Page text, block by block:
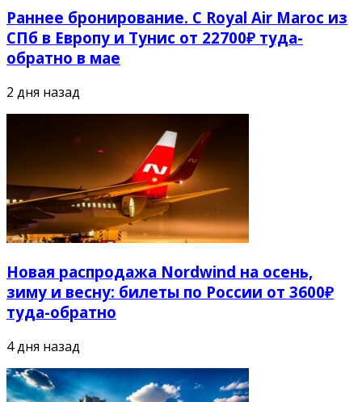
Раннее бронирование. С Royal Air Maroc из
СПб в Европу и Тунис от 22700₽ туда-
обратно в мае
2 дня назад
Новая распродажа Nordwind на осень,
зиму и весну: билеты по России от 3600₽
туда-обратно
4 дня назад